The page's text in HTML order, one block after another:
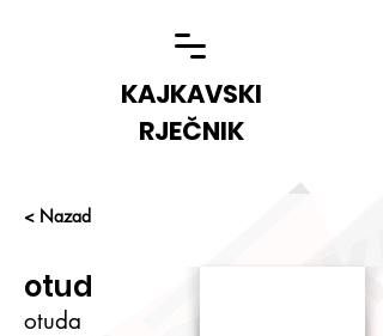
KAJKAVSKI
RJEČNIK
< Nazad
otud
otuda